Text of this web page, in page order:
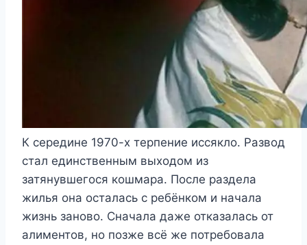
К середине 1970-х терпение иссякло. Развод
стал единственным выходом из
затянувшегося кошмара. После раздела
жилья она осталась с ребёнком и начала
жизнь заново. Сначала даже отказалась от
алиментов, но позже всё же потребовала